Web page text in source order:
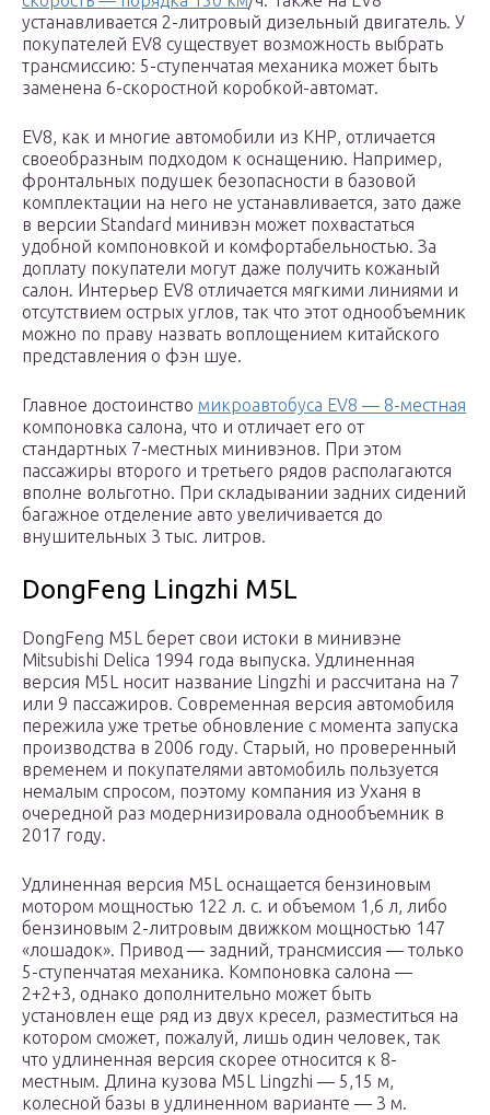
устанавливается 2-литровый дизельный двигатель. У
покупателей EV8 существует возможность выбрать
трансмиссию: 5-ступенчатая механика может быть
заменена 6-скоростной коробкой-автомат.
EV8, как и многие автомобили из КНР, отличается
своеобразным подходом к оснащению. Например,
фронтальных подушек безопасности в базовой
комплектации на него не устанавливается, зато даже
в версии Standard минивэн может похвастаться
удобной компоновкой и комфортабельностью. За
доплату покупатели могут даже получить кожаный
салон. Интерьер EV8 отличается мягкими линиями и
отсутствием острых углов, так что этот однообъемник
можно по праву назвать воплощением китайского
представления о фэн шуе.
Главное достоинство микроавтобуса EV8 — 8-местная
компоновка салона, что и отличает его от
стандартных 7-местных минивэнов. При этом
пассажиры второго и третьего рядов располагаются
вполне вольготно. При складывании задних сидений
багажное отделение авто увеличивается до
внушительных 3 тыс. литров.
DongFeng Lingzhi M5L
DongFeng M5L берет свои истоки в минивэне
Mitsubishi Delica 1994 года выпуска. Удлиненная
версия M5L носит название Lingzhi и рассчитана на 7
или 9 пассажиров. Современная версия автомобиля
пережила уже третье обновление с момента запуска
производства в 2006 году. Старый, но проверенный
временем и покупателями автомобиль пользуется
немалым спросом, поэтому компания из Уханя в
очередной раз модернизировала однообъемник в
2017 году.
Удлиненная версия M5L оснащается бензиновым
мотором мощностью 122 л. с. и объемом 1,6 л, либо
бензиновым 2-литровым движком мощностью 147
«лошадок». Привод — задний, трансмиссия — только
5-ступенчатая механика. Компоновка салона —
2+2+3, однако дополнительно может быть
установлен еще ряд из двух кресел, разместиться на
котором сможет, пожалуй, лишь один человек, так
что удлиненная версия скорее относится к 8-
местным. Длина кузова M5L Lingzhi — 5,15 м,
колесной базы в удлиненном варианте — 3 м.